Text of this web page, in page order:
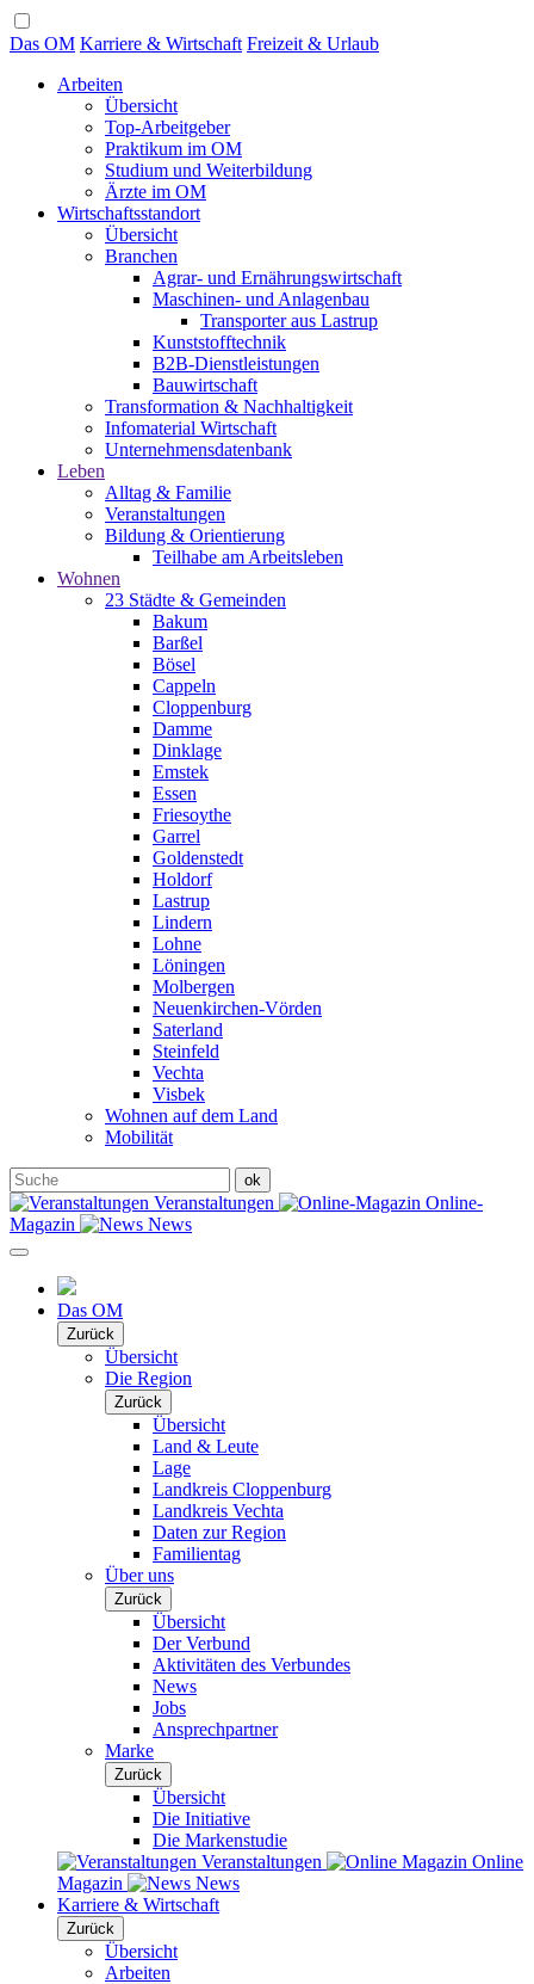
Das OM Karriere & Wirtschaft Freizeit & Urlaub
Arbeiten
Übersicht
Top-Arbeitgeber
Praktikum im OM
Studium und Weiterbildung
Ärzte im OM
Wirtschaftsstandort
Übersicht
Branchen
Agrar- und Ernährungswirtschaft
Maschinen- und Anlagenbau
Transporter aus Lastrup
Kunststofftechnik
B2B-Dienstleistungen
Bauwirtschaft
Transformation & Nachhaltigkeit
Infomaterial Wirtschaft
Unternehmensdatenbank
Leben
Alltag & Familie
Veranstaltungen
Bildung & Orientierung
Teilhabe am Arbeitsleben
Wohnen
23 Städte & Gemeinden
Bakum
Barßel
Bösel
Cappeln
Cloppenburg
Damme
Dinklage
Emstek
Essen
Friesoythe
Garrel
Goldenstedt
Holdorf
Lastrup
Lindern
Lohne
Löningen
Molbergen
Neuenkirchen-Vörden
Saterland
Steinfeld
Vechta
Visbek
Wohnen auf dem Land
Mobilität
Veranstaltungen
Online-
Magazin
News
Das OM
Zurück
Übersicht
Die Region
Zurück
Übersicht
Land & Leute
Lage
Landkreis Cloppenburg
Landkreis Vechta
Daten zur Region
Familientag
Über uns
Zurück
Übersicht
Der Verbund
Aktivitäten des Verbundes
News
Jobs
Ansprechpartner
Marke
Zurück
Übersicht
Die Initiative
Die Markenstudie
Veranstaltungen
Online
Magazin
News
Karriere & Wirtschaft
Zurück
Übersicht
Arbeiten